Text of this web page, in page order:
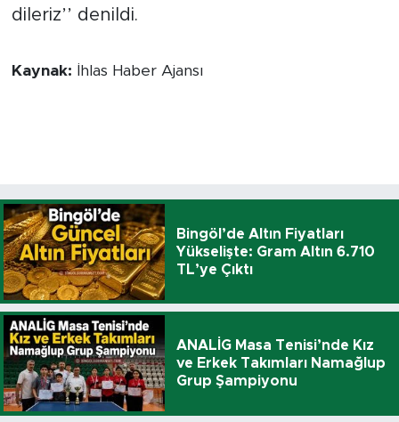
dileriz’’ denildi.
Kaynak: İhlas Haber Ajansı
Bingöl’de Altın Fiyatları
Yükselişte: Gram Altın 6.710
TL’ye Çıktı
ANALİG Masa Tenisi’nde Kız
ve Erkek Takımları Namağlup
Grup Şampiyonu